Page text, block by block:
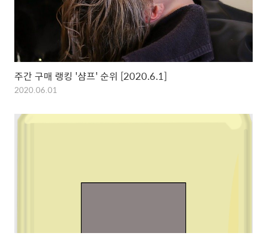
주간 구매 랭킹 '샴프' 순위 [2020.6.1]
2020.06.01